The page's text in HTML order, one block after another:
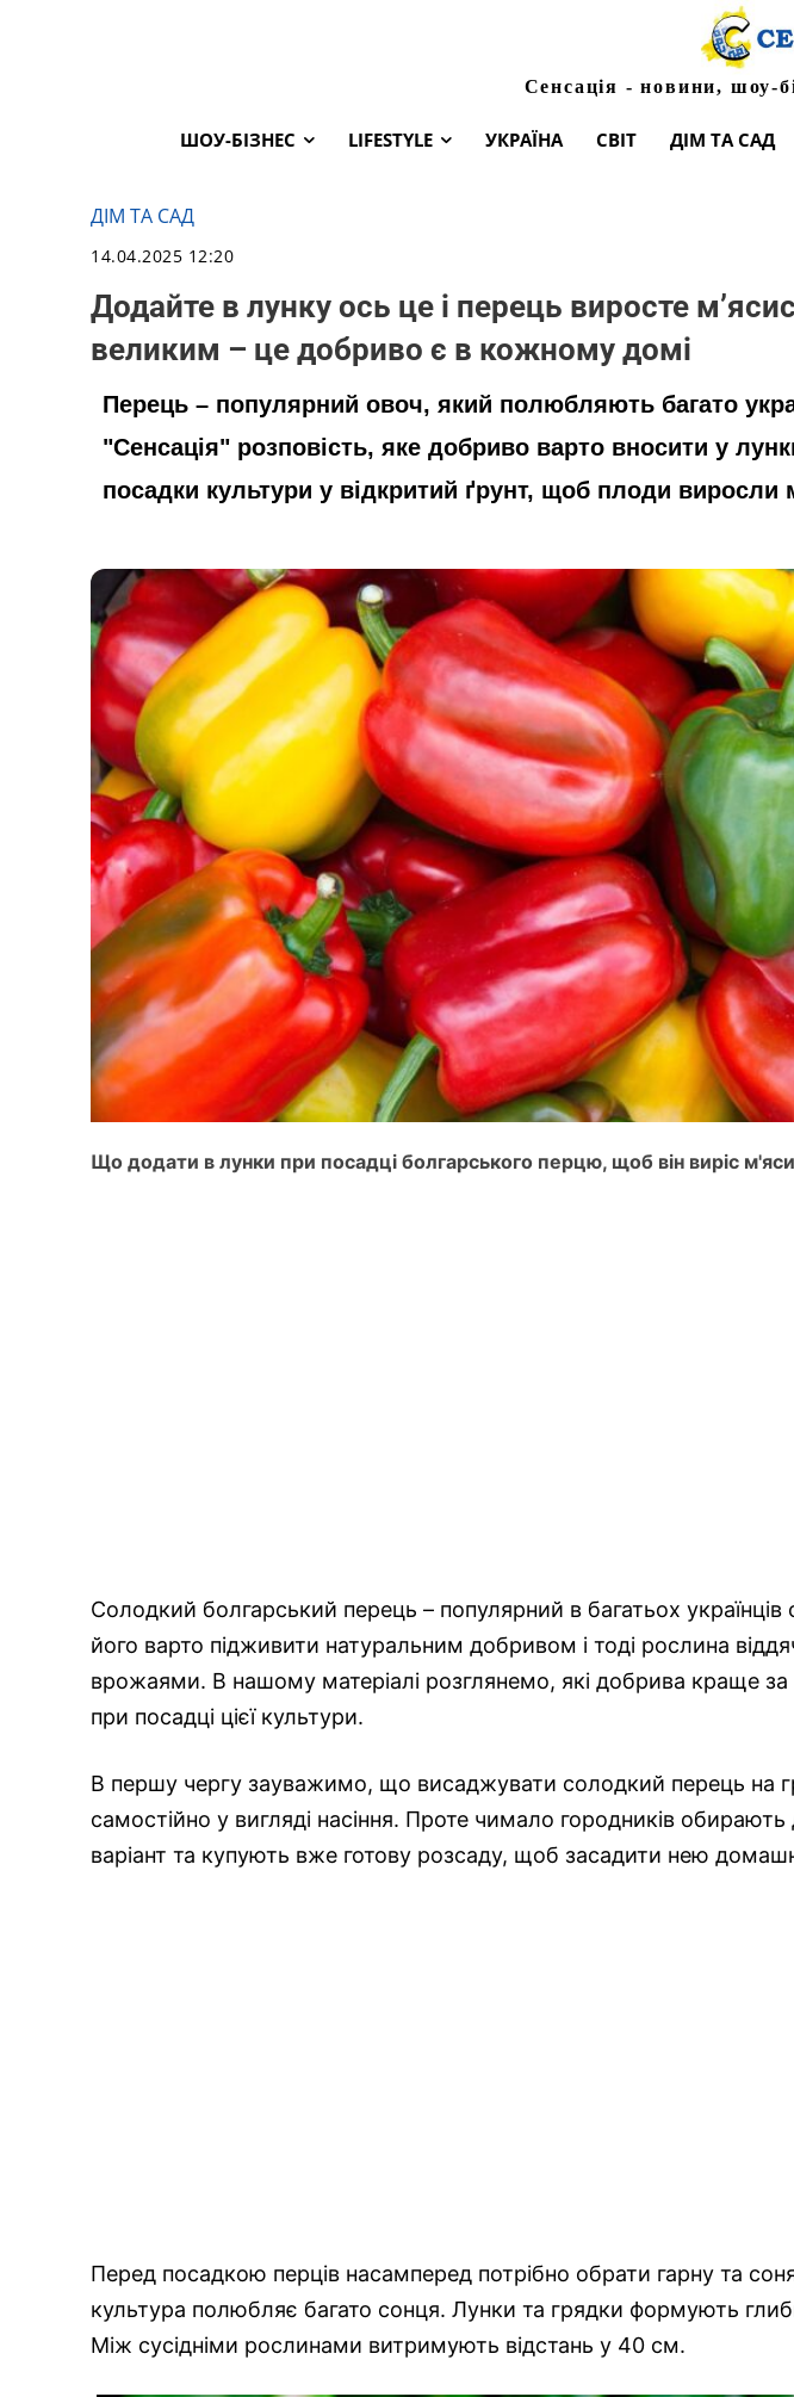
Сенсація - новини, шоу-
ШОУ-БІЗНЕС LIFESTYLE УКРАЇНА СВІТ ДІМ ТА САД
ДІМ ТА САД
14.04.2025 12:20
Додайте в лунку ось це і перець виросте
великим – це добриво є в кожному домі
Перець – популярний овоч, який полюбляють багато
"Сенсація" розповість, яке добриво варто вносити у
посадки культури у відкритий ґрунт, щоб плоди виросли
Що додати в лунки при посадці болгарського перцю, щоб він виріс
Солодкий болгарський перець – популярний в багатьох українців
його варто підживити натуральним добривом і тоді рослина
врожаями. В нашому матеріалі розглянемо, які добрива краще за
при посадці цієї культури.
В першу чергу зауважимо, що висаджувати солодкий перець на
самостійно у вигляді насіння. Проте чимало городників
варіант та купують вже готову розсаду, щоб засадити нею
Перед посадкою перців насамперед потрібно обрати гарну та
культура полюбляє багато сонця. Лунки та грядки формують
Між сусідніми рослинами витримують відстань у 40 см.